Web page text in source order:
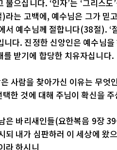
으십니다. ‘인자’는 ‘그리스
는 고백에, 예수님은 그가 믿
서 예수님께 절합니다(38절). ‘
니다. 진정한 신앙인은 예수님
를 받기에 합당한 치유자십니다.
사람을 찾아가신 이유는 무엇
한 것에 대해 주님이 확신을
은 바리새인들(요한복음 9장
되 내가 심판하러 이 세상에 왔
라 하시니